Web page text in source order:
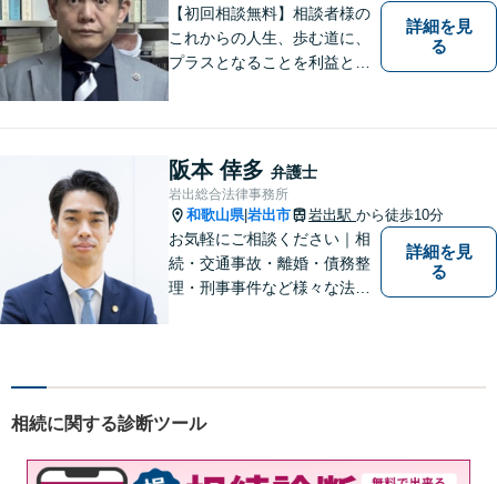
応】
【初回相談無料】相談者様の
これからの人生、歩む道に、
プラスとなることを利益と考
はもちろん、関西・関東から
ご相談いただくこともありま
す。
詳細を見
る
阪本 倖多 弁護士
岩出総合法律事務所
和歌山県|岩出市 岩出駅 から徒歩10分
お気軽にご相談ください｜相
続・交通事故・離婚・債務整
理・刑事事件など様々な法律
日・オンライン相談OK（要予
対応で安心をお届けします
詳細を見
る
相続に関する診断ツール